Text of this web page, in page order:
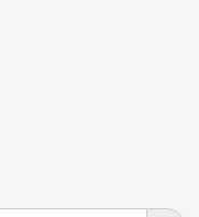
Search